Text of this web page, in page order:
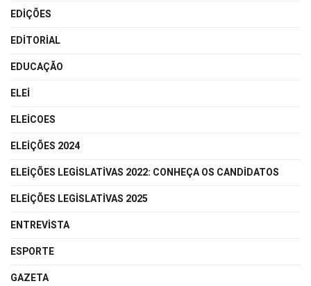
EDIÇÕES
EDITORIAL
EDUCAÇÃO
ELEI
ELEICOES
ELEIÇÕES 2024
ELEIÇÕES LEGISLATIVAS 2022: CONHEÇA OS CANDIDATOS
ELEIÇÕES LEGISLATIVAS 2025
ENTREVISTA
ESPORTE
GAZETA